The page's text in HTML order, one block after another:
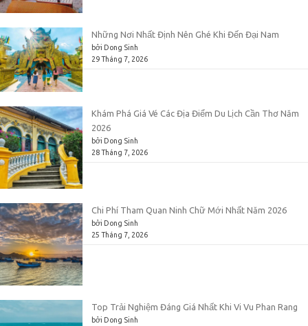
Những Nơi Nhất Định Nên Ghé Khi Đến Đại Nam
bởi Dong Sinh
29 Tháng 7, 2026
Khám Phá Giá Vé Các Địa Điểm Du Lịch Cần Thơ Năm
2026
bởi Dong Sinh
28 Tháng 7, 2026
Chi Phí Tham Quan Ninh Chữ Mới Nhất Năm 2026
bởi Dong Sinh
25 Tháng 7, 2026
Top Trải Nghiệm Đáng Giá Nhất Khi Vi Vu Phan Rang
bởi Dong Sinh